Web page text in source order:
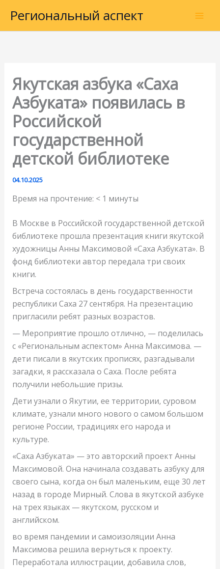
содержимому
Региональный аспект
Якутская азбука «Саха
Азбуката» появилась в
Российской
государственной
детской библиотеке
04.10.2025
Время на прочтение: < 1 минуты
В Москве в Российской государственной детской
библиотеке прошла презентация книги якутской
художницы Анны Максимовой «Саха Азбуката». В
фонд библиотеки автор передала три своих
книги.
Встреча состоялась в день государственности
республики Саха 27 сентября. На презентацию
пригласили ребят разных возрастов.
— Мероприятие прошло отлично, — поделилась
с «Региональным аспектом» Анна Максимова. —
дети писали в якутских прописях, разгадывали
загадки, я рассказала о Саха. После ребята
получили небольшие призы.
Дети узнали о Якутии, ее территории, суровом
климате, узнали много нового о самом большом
регионе России, традициях его народа и
культуре.
«Саха Азбуката» — это авторский проект Анны
Максимовой. Она начинала создавать азбуку для
своего сына, когда он был маленьким, еще 30 лет
назад в городе Мирный. Слова в якутской азбуке
на трех языках — якутском, русском и
английском.
во время пандемии и самоизоляции Анна
Максимова решила вернуться к проекту.
Переработала иллюстрации, добавила слов,